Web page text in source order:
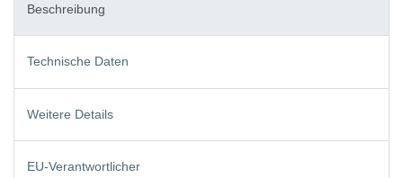
Beschreibung
Technische Daten
Weitere Details
EU-Verantwortlicher